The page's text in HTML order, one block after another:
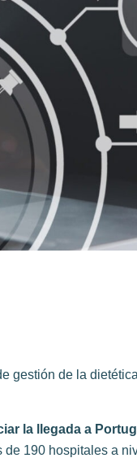
gestión de la
la llegada a
de 190 hospitales a